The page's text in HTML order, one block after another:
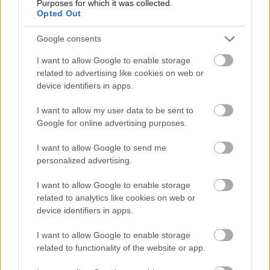
Purposes for which it was collected.
Opted Out
Google consents
I want to allow Google to enable storage
related to advertising like cookies on web or
device identifiers in apps.
I want to allow my user data to be sent to
Google for online advertising purposes.
I want to allow Google to send me
personalized advertising.
I want to allow Google to enable storage
related to analytics like cookies on web or
device identifiers in apps.
I want to allow Google to enable storage
related to functionality of the website or app.
Egyenlítő blog•2015. augusztus 02.
Most, hogy a bevándorlók idejönnek és elveszik a
munkánkat, ráadásul nyilvánvalóan megfertőznek
minket a betegségeikkel, lopnak és rabolnak,
megerőszakolnak, szemmel vernek, titokban átkot
mondanak ránk valamint megvuduznak, ideje a
fejünkhöz kapni. Napok óta csak olvasom a…